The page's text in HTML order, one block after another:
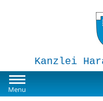
Kanzlei
Menu